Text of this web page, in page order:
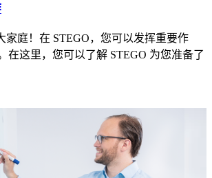
家庭！在 STEGO，您可以发挥重要作
在这里，您可以了解 STEGO 为您准备了